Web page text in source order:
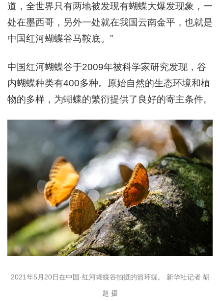
道，全世界只有两地被发现有蝴蝶大爆发现象，一
处在墨西哥，另外一处就在我国云南金平，也就是
中国红河蝴蝶谷马鞍底。”
中国红河蝴蝶谷于2009年被科学家研究发现，谷
内蝴蝶种类有400多种。原始自然的生态环境和植
物的多样，为蝴蝶的繁衍提供了良好的寄主条件。
2021年5月20日在中国·红河蝴蝶谷拍摄的箭环蝶。 新华社记者 胡
超 摄